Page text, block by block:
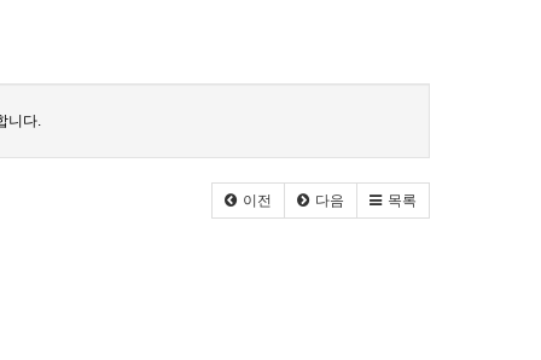
니다.
이전 다음 목록